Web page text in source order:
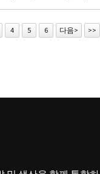
4 5 6 다음> >>